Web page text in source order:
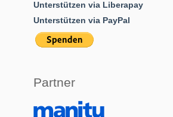
Unterstützen via Liberapay
Unterstützen via PayPal
Partner